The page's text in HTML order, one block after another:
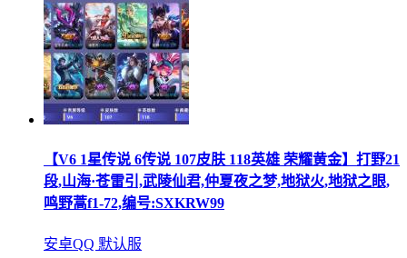
【V6 1星传说 6传说 107皮肤 118英雄 荣耀黄金】打野21
段,山海·苍雷引,武陵仙君,仲夏夜之梦,地狱火,地狱之眼,
鸣野蒿f1-72,编号:SXKRW99
安卓QQ 默认服